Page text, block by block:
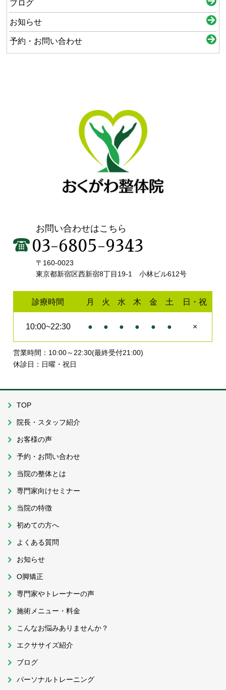
ブログ
お知らせ
予約・お問い合わせ
お問い合わせはこちら
03-6805-9343
〒160-0023
東京都新宿区西新宿8丁目19-1 小林ビル612号
診療時間 月 火 水 木 金 土 日・祝
10:00~22:30 ● ● ● ● ● ● ×
営業時間：10:00～22:30(最終受付21:00)
休診日：日曜・祝日
TOP
院長・スタッフ紹介
お客様の声
予約・お問い合わせ
当院の整体とは
専門家向けセミナー
当院の特徴
初めての方へ
よくある質問
お知らせ
O脚矯正
専門家やトレーナーの声
施術メニュー・料金
こんなお悩みありませんか？
エクササイズ紹介
ブログ
パーソナルトレーニング